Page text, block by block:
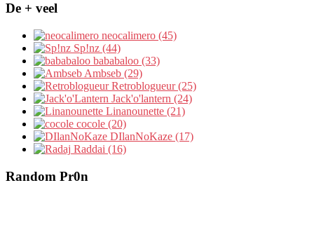
De + veel
neocalimero (45)
Sp!nz (44)
bababaloo (33)
Ambseb (29)
Retroblogueur (25)
Jack'o'lantern (24)
Linanounette (21)
cocole (20)
DIlanNoKaze (17)
Raddai (16)
Random Pr0n